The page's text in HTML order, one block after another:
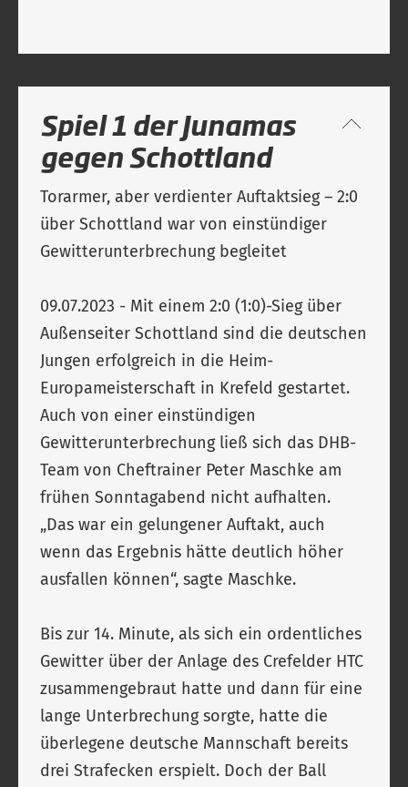
Spiel 1 der Junamas
gegen Schottland
Torarmer, aber verdienter Auftaktsieg – 2:0
über Schottland war von einstündiger
Gewitterunterbrechung begleitet
09.07.2023 - Mit einem 2:0 (1:0)-Sieg über
Außenseiter Schottland sind die deutschen
Jungen erfolgreich in die Heim-
Europameisterschaft in Krefeld gestartet.
Auch von einer einstündigen
Gewitterunterbrechung ließ sich das DHB-
Team von Cheftrainer Peter Maschke am
frühen Sonntagabend nicht aufhalten.
„Das war ein gelungener Auftakt, auch
wenn das Ergebnis hätte deutlich höher
ausfallen können“, sagte Maschke.
Bis zur 14. Minute, als sich ein ordentliches
Gewitter über der Anlage des Crefelder HTC
zusammengebraut hatte und dann für eine
lange Unterbrechung sorgte, hatte die
überlegene deutsche Mannschaft bereits
drei Strafecken erspielt. Doch der Ball